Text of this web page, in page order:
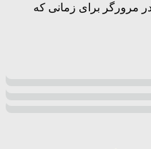
مرورگر برای زمانی که